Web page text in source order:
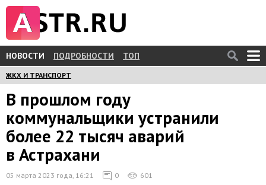
НОВОСТИ ПОДРОБНОСТИ ТОП
ЖКХ И ТРАНСПОРТ
В прошлом году
коммунальщики устранили
более 22 тысяч аварий
в Астрахани
05 марта 2023 года, 16:21 0 601